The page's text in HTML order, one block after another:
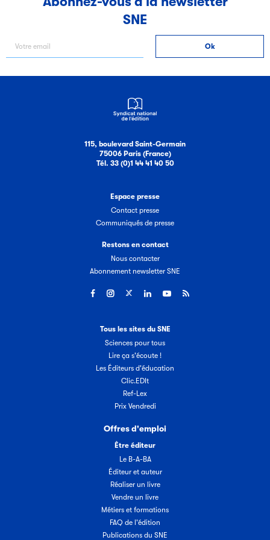
SNE
115, boulevard Saint-Germain
75006 Paris (France)
Tél. 33 (0)1 44 41 40 50
Espace presse
Contact presse
Communiqués de presse
Restons en contact
Nous contacter
Abonnement newsletter SNE
Tous les sites du SNE
Sciences pour tous
Lire ça s'écoute !
Les Éditeurs d'éducation
Clic.EDIt
Ref-Lex
Prix Vendredi
Offres d'emploi
Être éditeur
Le B-A-BA
Éditeur et auteur
Réaliser un livre
Vendre un livre
Métiers et formations
FAQ de l'édition
Publications du SNE
Filéas